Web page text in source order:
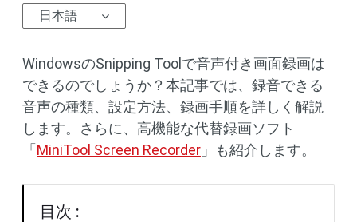
日本語
WindowsのSnipping Toolで音声付き画面録画は
できるのでしょうか？本記事では、録音できる
音声の種類、設定方法、録画手順を詳しく解説
します。さらに、高機能な代替録画ソフト
「 MiniTool Screen Recorder 」も紹介します。
目次 :